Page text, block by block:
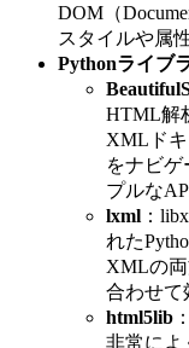
DOM（
スタイルや属
Pythonライブ
HTML解
XMLド
をナビ
プルな
lxml ：
れた
XMLの両
合わせて
html5lib
非常によ